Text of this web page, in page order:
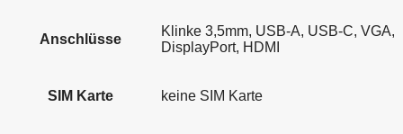
Anschlüsse
Klinke 3,5mm, USB-A, USB-C, VGA,
DisplayPort, HDMI
SIM Karte keine SIM Karte